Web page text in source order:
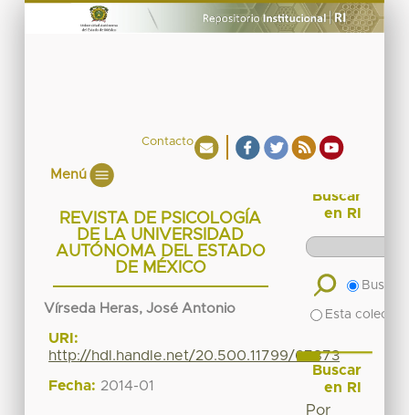
Contacto
Menú
REVISTA DE PSICOLOGÍA
DE LA UNIVERSIDAD
AUTÓNOMA DEL ESTADO
DE MÉXICO
Vírseda Heras, José Antonio
URI:
http://hdl.handle.net/20.500.11799/67873
Fecha: 2014-01
Buscar
en RI
Buscar
Esta
Buscar
en RI
Por